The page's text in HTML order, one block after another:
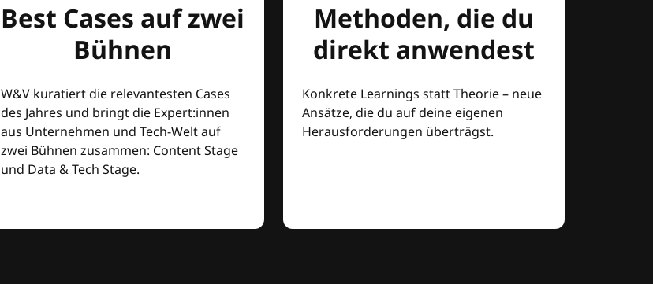
Best Cases auf zwei
Bühnen
W&V kuratiert die relevantesten Cases
des Jahres und bringt die Expert:innen
aus Unternehmen und Tech-Welt auf
zwei Bühnen zusammen: Content Stage
und Data & Tech Stage.
Methoden, die du
direkt anwendest
Konkrete Learnings statt Theorie – neue
Ansätze, die du auf deine eigenen
Herausforderungen überträgst.